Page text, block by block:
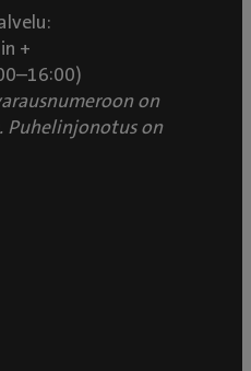
+
on
Puhelinjonotus on